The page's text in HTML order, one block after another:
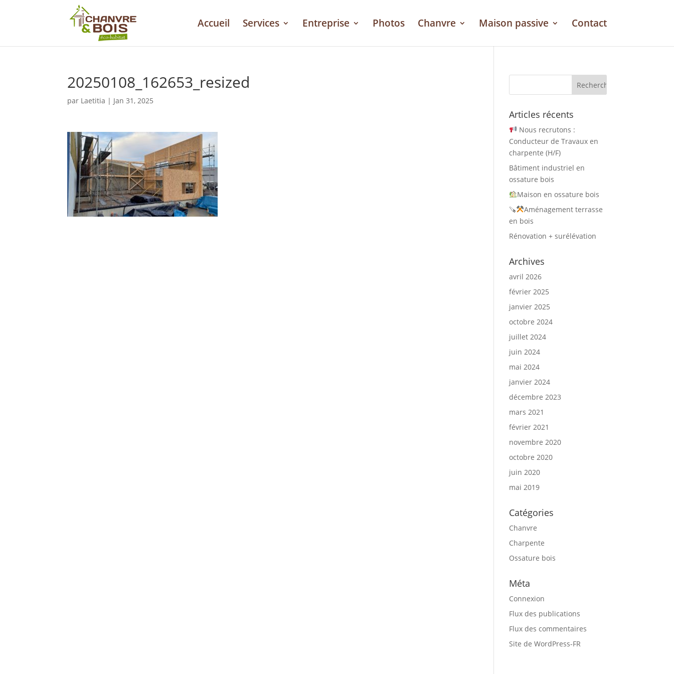
Accueil Services Entreprise Photos Chanvre Maison passive Contact
20250108_162653_resized
par Laetitia | Jan 31, 2025
Articles récents
Nous recrutons :
Conducteur de Travaux en
charpente (H/F)
Bâtiment industriel en
ossature bois
Maison en ossature bois
🪚
Aménagement terrasse
en bois
Rénovation + surélévation
Archives
avril 2026
février 2025
janvier 2025
octobre 2024
juillet 2024
juin 2024
mai 2024
janvier 2024
décembre 2023
mars 2021
février 2021
novembre 2020
octobre 2020
juin 2020
mai 2019
Catégories
Chanvre
Charpente
Ossature bois
Méta
Connexion
Flux des publications
Flux des commentaires
Site de WordPress-FR